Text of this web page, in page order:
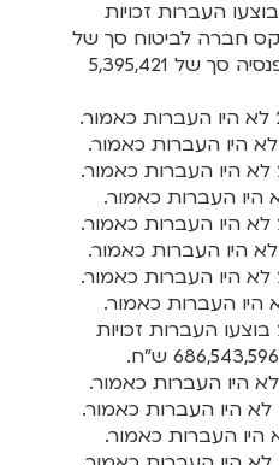
ברבעון שני של שנת 2018 בוצעו העברות זכויות
חברה לביטוח סך של
5,071,610 אש"ח, ובפניקס פנסיה סך של 5,395,421
רבעון ראשון של שנת 2016 בוצעו העברות זכויות